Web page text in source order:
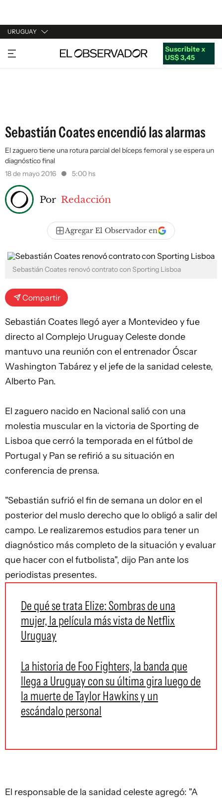
URUGUAY
URUGUAY
ARGENTINA
Suscribite x
US$ 3,45
Sebastián Coates encendió las alarmas
El zaguero tiene una rotura parcial del bíceps femoral y se espera un
diagnóstico final
18 de mayo 2016
5:00 hs
Por Redacción
Agregar El Observador en
Sebastián Coates renovó contrato con Sporting Lisboa
Compartir
Sebastián Coates llegó ayer a Montevideo y fue
directo al Complejo Uruguay Celeste donde
mantuvo una reunión con el entrenador Óscar
Washington Tabárez y el jefe de la sanidad celeste,
Alberto Pan.
El zaguero nacido en Nacional salió con una
molestia muscular en la victoria de Sporting de
Lisboa que cerró la temporada en el fútbol de
Portugal y Pan se refirió a su situación en
conferencia de prensa.
"Sebastián sufrió el fin de semana un dolor en el
posterior del muslo derecho que lo obligó a salir del
campo. Le realizaremos estudios para tener un
diagnóstico más completo de la situación y evaluar
que hacer con el futbolista", dijo Pan ante los
periodistas presentes.
De qué se trata Elize: Sombras de una
mujer, la película más vista de Netflix
Uruguay
La historia de Foo Fighters, la banda que
llega a Uruguay con su última gira luego de
la muerte de Taylor Hawkins y un
escándalo personal
El responsable de la sanidad celeste agregó: "A